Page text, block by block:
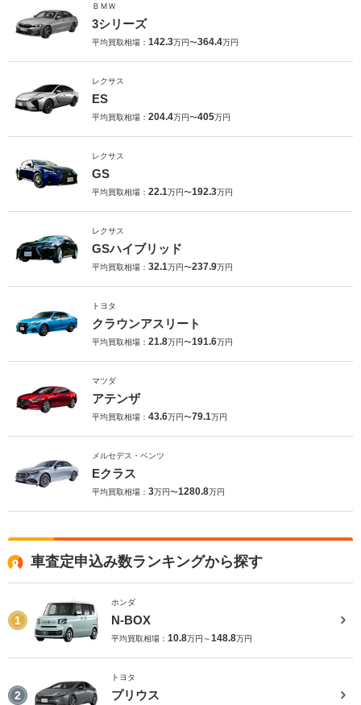
ＢＭＷ
3シリーズ
平均買取相場： 142.3万円〜364.4万円
レクサス
ES
平均買取相場： 204.4万円〜405万円
レクサス
GS
平均買取相場： 22.1万円〜192.3万円
レクサス
GSハイブリッド
平均買取相場： 32.1万円〜237.9万円
トヨタ
クラウンアスリート
平均買取相場： 21.8万円〜191.6万円
マツダ
アテンザ
平均買取相場： 43.6万円〜79.1万円
メルセデス・ベンツ
Eクラス
平均買取相場： 3万円〜1280.8万円
車査定申込み数ランキングから探す
1
ホンダ
N-BOX
平均買取相場： 10.8万円～148.8万円
2
トヨタ
プリウス